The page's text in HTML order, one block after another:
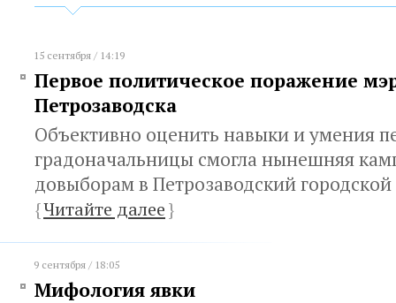
15 сентября / 14:19
Первое политическое поражение
Петрозаводска
Объективно оценить навыки и умения
градоначальницы смогла нынешняя
довыборам в Петрозаводский городской
{Читайте далее}
9 сентября / 18:05
Мифология явки